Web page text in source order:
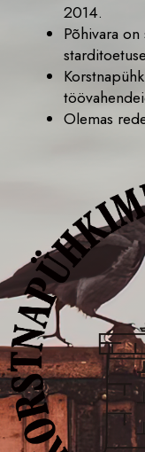
2014.
Põhivara
Olemas